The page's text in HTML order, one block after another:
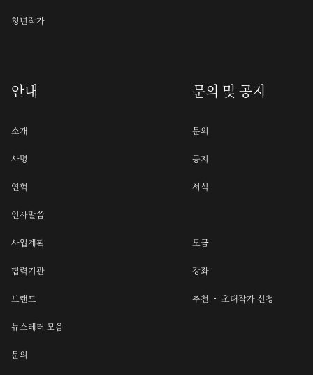
청년작가
안내
소개
사명
연혁
인사말씀
사업계획
협력기관
브랜드
뉴스레터 모음
문의
문의 및 공지
문의
공지
서식
모금
강좌
추천 ・ 초대작가 신청